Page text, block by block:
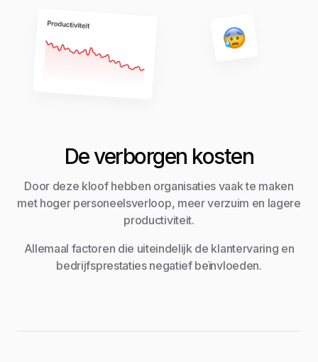
De verborgen kosten
Door deze kloof hebben organisaties vaak te maken
met hoger personeelsverloop, meer verzuim en lagere
productiviteit.
Allemaal factoren die uiteindelijk de klantervaring en
bedrijfsprestaties negatief beïnvloeden.